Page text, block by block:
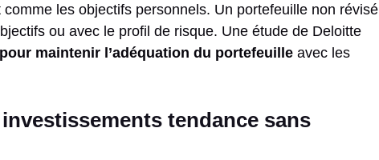
les objectifs personnels. Un portefeuille non révisé
ou avec le profil de risque. Une étude de Deloitte
maintenir l’adéquation du portefeuille avec les
tendance sans